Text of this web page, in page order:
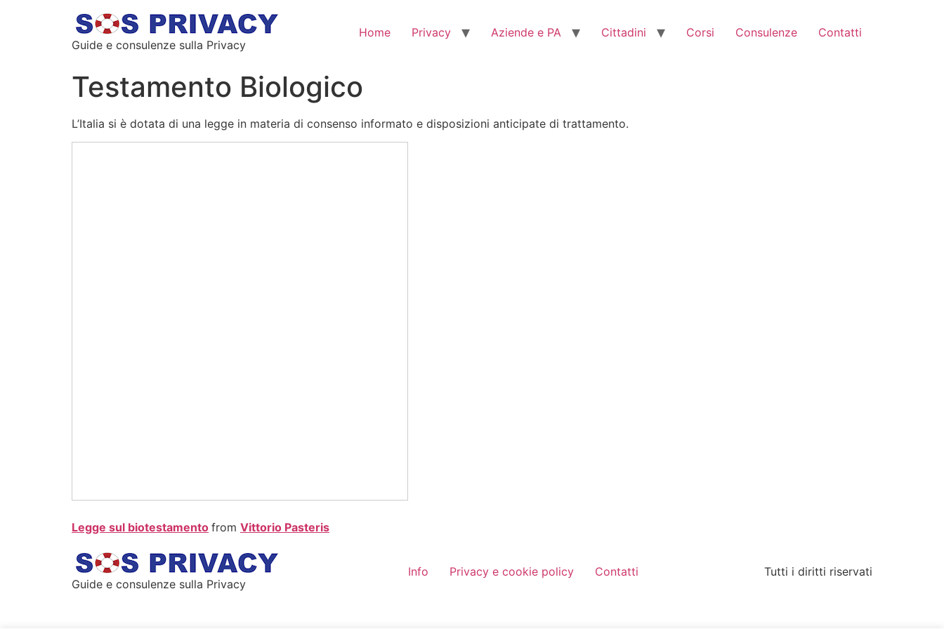
Guide e consulenze sulla Privacy
Home Privacy Aziende e PA Cittadini Corsi Consulenze Contatti
Testamento Biologico
L’Italia si è dotata di una legge in materia di consenso informato e disposizioni anticipate di trattamento.
Legge sul biotestamento from Vittorio Pasteris
Guide e consulenze sulla Privacy
Info Privacy e cookie policy Contatti Tutti i diritti riservati